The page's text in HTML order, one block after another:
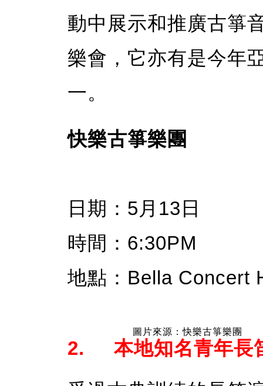
動中展示和推廣古箏
樂會，它亦有是今年
一。
快樂古箏樂團
日期：5月13日
時間：6:30PM
地點：Bella Concert
圖片來源：快樂古箏樂團
2. 本地知名青年長